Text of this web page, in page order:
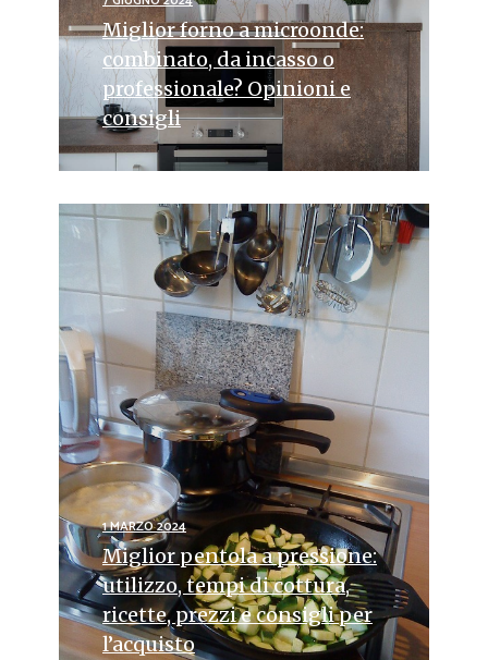
Miglior forno a microonde:
combinato, da incasso o
professionale? Opinioni e
consigli
1 MARZO 2024
Miglior pentola a pressione:
utilizzo, tempi di cottura,
ricette, prezzi e consigli per
l’acquisto